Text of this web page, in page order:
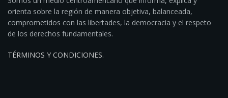
orienta sobre la región de manera objetiva, balanceada,
comprometidos con las libertades, la democracia y el respeto
de los derechos fundamentales.
TÉRMINOS Y CONDICIONES.